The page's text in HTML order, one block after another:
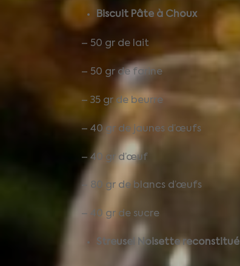
Biscuit Pâte à Choux
– 50 gr de lait
– 50 gr de farine
– 35 gr de beurre
– 40 gr de jaunes d’œufs
– 40 gr d’œuf
– 80 gr de blancs d’œufs
– 40 gr de sucre
Streusel Noisette reconstitué